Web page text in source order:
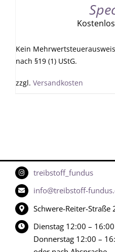
Kein
nach §19 (1) UStG.
zzgl. Versandkosten
treibstoff_fundus
info@treibstoff-
Schwere-Reiter-
Dienstag 12:00 –
Donnerstag 12:00 –